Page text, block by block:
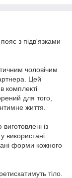
з підв'язками
чоловічим
Цей
комплекті
для того,
життя.
із
використані
форми кожного
тіло.